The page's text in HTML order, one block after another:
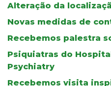
Alteração da
Novas medidas de
Recebemos palestra
Psiquiatras do
Psychiatry
Recebemos visita